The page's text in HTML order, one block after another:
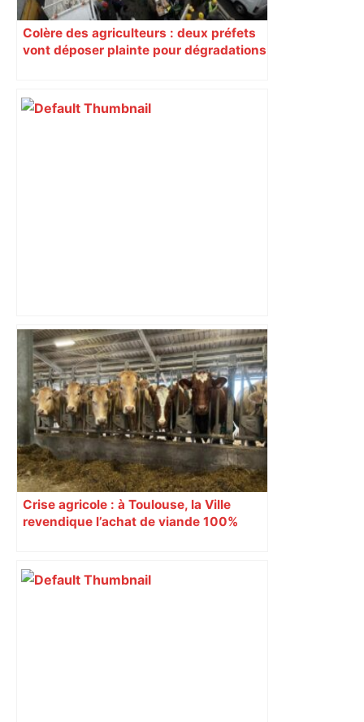
Colère des agriculteurs : deux préfets
vont déposer plainte pour dégradations
Près de Toulouse : dans cette zone
économique, un axe majeur va être
fermé en fin de soirée, voici les
déviations – Actu.fr
Crise agricole : à Toulouse, la Ville
revendique l’achat de viande 100%